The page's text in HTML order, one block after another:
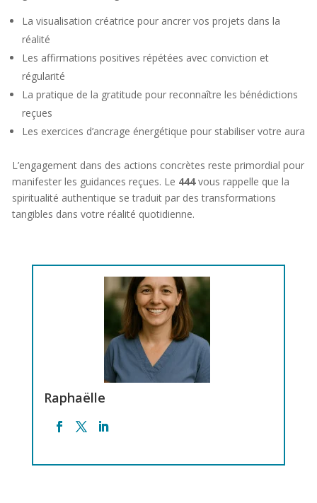
La visualisation créatrice pour ancrer vos projets dans la
réalité
Les affirmations positives répétées avec conviction et
régularité
La pratique de la gratitude pour reconnaître les bénédictions
reçues
Les exercices d’ancrage énergétique pour stabiliser votre aura
L’engagement dans des actions concrètes reste primordial pour
manifester les guidances reçues. Le 444vous rappelle que la
spiritualité authentique se traduit par des transformations
tangibles dans votre réalité quotidienne.
Raphaëlle